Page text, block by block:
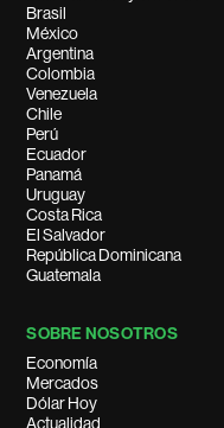
Brasil
México
Argentina
Colombia
Venezuela
Chile
Perú
Ecuador
Panamá
Uruguay
Costa Rica
El Salvador
República Dominicana
Guatemala
SOBRE NOSOTROS
Economía
Mercados
Dólar Hoy
Actualidad